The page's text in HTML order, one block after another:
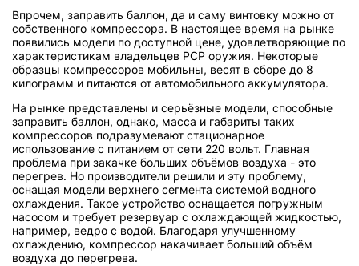
Впрочем, заправить баллон, да и саму винтовку можно от
собственного компрессора. В настоящее время на рынке
появились модели по доступной цене, удовлетворяющие по
характеристикам владельцев РСР оружия. Некоторые
образцы компрессоров мобильны, весят в сборе до 8
килограмм и питаются от автомобильного аккумулятора.
На рынке представлены и серьёзные модели, способные
заправить баллон, однако, масса и габариты таких
компрессоров подразумевают стационарное
использование с питанием от сети 220 вольт. Главная
проблема при закачке больших объёмов воздуха - это
перегрев. Но производители решили и эту проблему,
оснащая модели верхнего сегмента системой водного
охлаждения. Такое устройство оснащается погружным
насосом и требует резервуар с охлаждающей жидкостью,
например, ведро с водой. Благодаря улучшенному
охлаждению, компрессор накачивает больший объём
воздуха до перегрева.